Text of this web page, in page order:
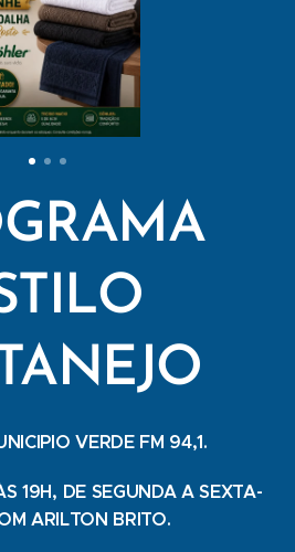
VERDE FM 94,1.
19H, DE SEGUNDA A SEXTA-
ARILTON BRITO.